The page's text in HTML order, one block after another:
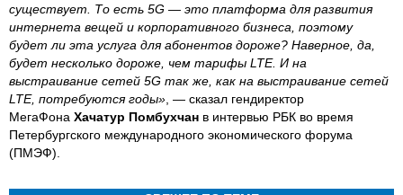
существует. То есть 5G — это платформа для развития
интернета вещей и корпоративного бизнеса, поэтому
будет ли эта услуга для абонентов дороже? Наверное, да,
будет несколько дороже, чем тарифы LTE. И на
выстраивание сетей 5G так же, как на выстраивание сетей
LTE, потребуются годы» , — сказал гендиректор
МегаФона Хачатур Помбухчан в интервью РБК во время
Петербургского международного экономического форума
(ПМЭФ).